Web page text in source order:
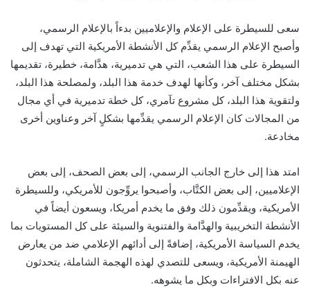
سعى للسيطرة على الإعلام والإعلاميين بدءاً بالإعلام الرسمي،
وأصبح الإعلام الرسمي يقدِّم كل الأنشطة الأمريكية التي تهدف إلى
السيطرة على هذا الشعب، التي هي تدميرية، هدَّامة، خطيرة، تقديمها
بشكل مختلف آخر، وكأنها لهدف خدمة هذا البلد، ولمصلحة هذا البلد،
ولتقوية هذا البلد، كل مشروع تآمري، كل خطة تدميرية في أي مجال
من المجالات كان الإعلام الرسمي يقدِّمها بشكلٍ آخر وعناوين أخرى
مخادعة.
امتد هذا إلى خارج الجانب الرسمي، إلى بعض الصحف، إلى بعض
الإعلاميين، إلى بعض الكتَّاب، وأصبحوا يروِّجون للأمريكي، وللسيطرة
الأمريكية، ويقدِّمون ذلك وفق ما يخدم أمريكا، ويسعون أيضاً في
الأنشطة التخريبية والهدَّامة والفتنوية والسيئة على كل المستويات بما
يخدم السياسة الأمريكية، إضافةً إلى أدائهم الإعلامي ضد من يعارض
الهيمنة الأمريكية، ويسعى للتصدي لهذه الهجمة الشاملة، يتحدثون
عنه بكل الافتراءات وبكل ما يشوهه.